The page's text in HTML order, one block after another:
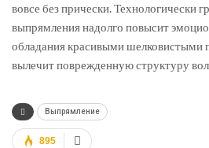
вовсе без прически. Технологически
выпрямления надолго повысит
обладания красивыми шелковистыми
вылечит поврежденную структуру
Выпрямление
895